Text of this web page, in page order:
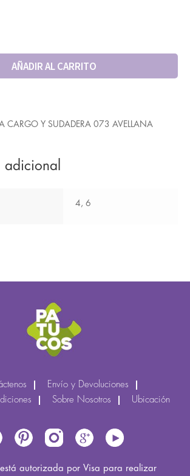
AÑADIR AL CARRITO
CARGO Y SUDADERA 073 AVELLANA
adicional
4, 6
Envío y Devoluciones
Sobre Nosotros Ubicación
autorizada por Visa para realizar